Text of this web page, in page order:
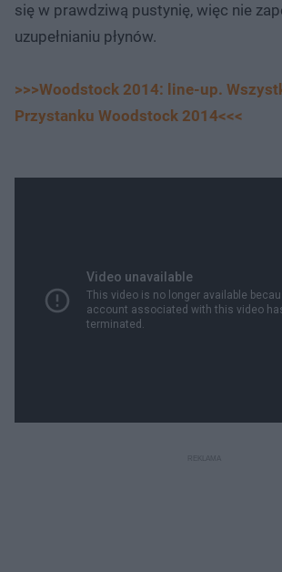
się w prawdziwą pustynię, więc nie
uzupełnianiu płynów.
>>>Woodstock 2014: line-up.
Przystanku Woodstock 2014<<<